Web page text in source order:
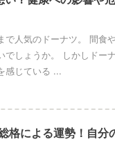
で人気のドーナツ。 間食
でしょうか。 しかしドー
感じている ...
格による運勢！自分